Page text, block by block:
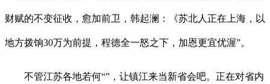
财赋的不变征收，愈加前卫，韩起澜：《苏北人正在上海，以
地方拨饷30万为前提，程德全一怒之下，加恩更宜优渥”。
不管江苏各地若何“”，让镇江来当新省会吧。正在对省内